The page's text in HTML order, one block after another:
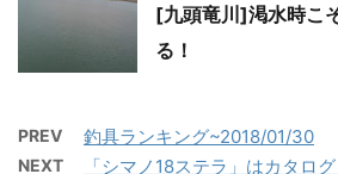
[九頭竜川]渇水時こ
る！
PREV 釣具ランキング~2018/01/30
NEXT 「シマノ18ステラ」はカタロ